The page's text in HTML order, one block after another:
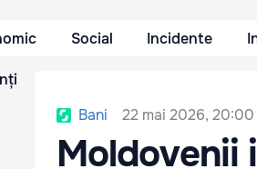
Social Incidente
Bani 22 mai 2026, 20:00
Moldovenii